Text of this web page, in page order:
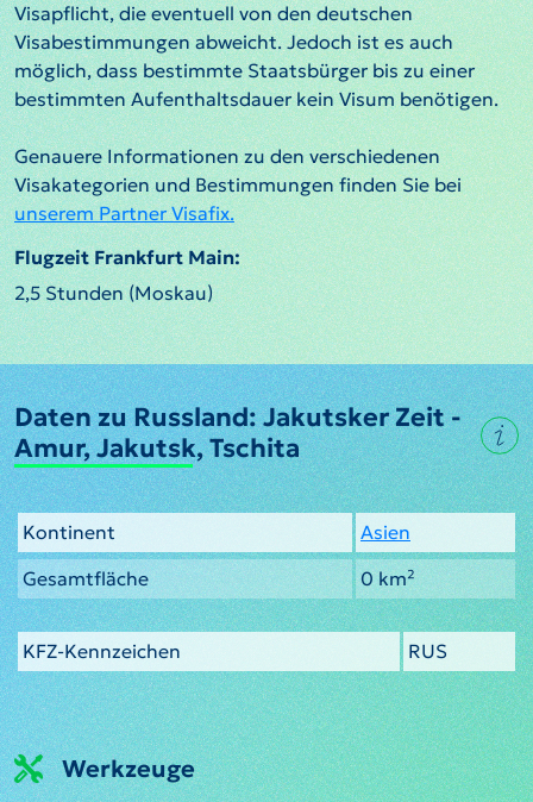
Visapflicht, die eventuell von den deutschen
Visabestimmungen abweicht. Jedoch ist es auch
möglich, dass bestimmte Staatsbürger bis zu einer
bestimmten Aufenthaltsdauer kein Visum benötigen.
Genauere Informationen zu den verschiedenen
Visakategorien und Bestimmungen finden Sie bei
unserem Partner Visafix.
Flugzeit Frankfurt Main:
2,5 Stunden (Moskau)
Daten zu Russland: Jakutsker Zeit -
Amur, Jakutsk, Tschita
Kontinent
Asien
Gesamtfläche
0 km²
KFZ-Kennzeichen RUS
Werkzeuge